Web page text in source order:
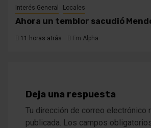
Interés General Locales
Ahora un temblor sacudió
11 horas atrás Fm Alpha
Deja una respuesta
Tu dirección de correo electrónico
publicada. Los campos